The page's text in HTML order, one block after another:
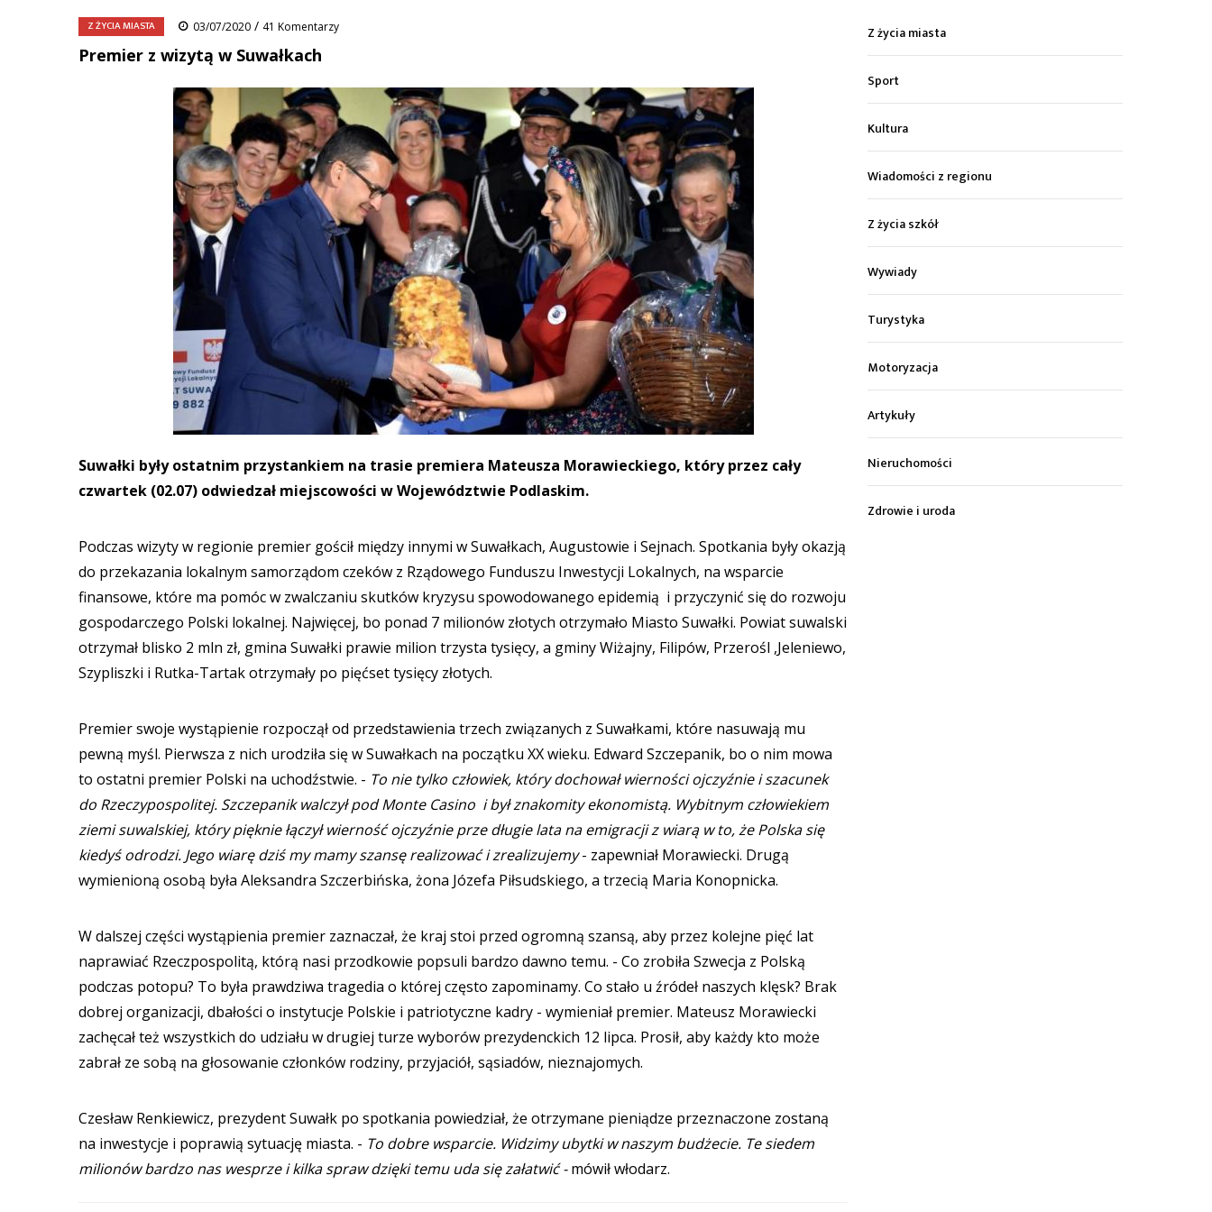
Z ŻYCIA MIASTA 03/07/2020 / 41 Komentarzy
Premier z wizytą w Suwałkach
Suwałki były ostatnim przystankiem na trasie premiera Mateusza Morawieckiego, który przez cały
czwartek (02.07) odwiedzał miejscowości w Województwie Podlaskim.
Podczas wizyty w regionie premier gościł między innymi w Suwałkach, Augustowie i Sejnach. Spotkania były okazją
do przekazania lokalnym samorządom czeków z Rządowego Funduszu Inwestycji Lokalnych, na wsparcie
finansowe, które ma pomóc w zwalczaniu skutków kryzysu spowodowanego epidemią i przyczynić się do rozwoju
gospodarczego Polski lokalnej. Najwięcej, bo ponad 7 milionów złotych otrzymało Miasto Suwałki. Powiat suwalski
otrzymał blisko 2 mln zł, gmina Suwałki prawie milion trzysta tysięcy, a gminy Wiżajny, Filipów, Przerośl ,Jeleniewo,
Szypliszki i Rutka-Tartak otrzymały po pięćset tysięcy złotych.
Premier swoje wystąpienie rozpoczął od przedstawienia trzech związanych z Suwałkami, które nasuwają mu
pewną myśl. Pierwsza z nich urodziła się w Suwałkach na początku XX wieku. Edward Szczepanik, bo o nim mowa
to ostatni premier Polski na uchodźstwie. - To nie tylko człowiek, który dochował wierności ojczyźnie i szacunek
do Rzeczypospolitej. Szczepanik walczył pod Monte Casino i był znakomity ekonomistą. Wybitnym człowiekiem
ziemi suwalskiej, który pięknie łączył wierność ojczyźnie prze długie lata na emigracji z wiarą w to, że Polska się
kiedyś odrodzi. Jego wiarę dziś my mamy szansę realizować i zrealizujemy- zapewniał Morawiecki. Drugą
wymienioną osobą była Aleksandra Szczerbińska, żona Józefa Piłsudskiego, a trzecią Maria Konopnicka.
W dalszej części wystąpienia premier zaznaczał, że kraj stoi przed ogromną szansą, aby przez kolejne pięć lat
naprawiać Rzeczpospolitą, którą nasi przodkowie popsuli bardzo dawno temu. - Co zrobiła Szwecja z Polską
podczas potopu? To była prawdziwa tragedia o której często zapominamy. Co stało u źródeł naszych klęsk? Brak
dobrej organizacji, dbałości o instytucje Polskie i patriotyczne kadry - wymieniał premier. Mateusz Morawiecki
zachęcał też wszystkich do udziału w drugiej turze wyborów prezydenckich 12 lipca. Prosił, aby każdy kto może
zabrał ze sobą na głosowanie członków rodziny, przyjaciół, sąsiadów, nieznajomych.
Czesław Renkiewicz, prezydent Suwałk po spotkania powiedział, że otrzymane pieniądze przeznaczone zostaną
na inwestycje i poprawią sytuację miasta. - To dobre wsparcie. Widzimy ubytki w naszym budżecie. Te siedem
milionów bardzo nas wesprze i kilka spraw dzięki temu uda się załatwić -mówił włodarz.
Z życia miasta
Sport
Kultura
Wiadomości z regionu
Z życia szkół
Wywiady
Turystyka
Motoryzacja
Artykuły
Nieruchomości
Zdrowie i uroda